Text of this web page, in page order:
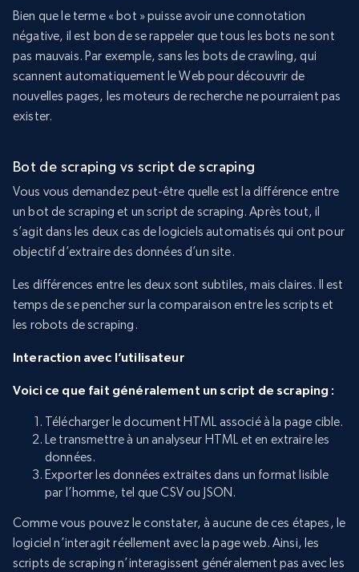
Bien que le terme « bot » puisse avoir une connotation
négative, il est bon de se rappeler que tous les bots ne sont
pas mauvais. Par exemple, sans les bots de crawling, qui
scannent automatiquement le Web pour découvrir de
nouvelles pages, les moteurs de recherche ne pourraient pas
exister.
Bot de scraping vs script de scraping
Vous vous demandez peut-être quelle est la différence entre
un bot de scraping et un script de scraping. Après tout, il
s’agit dans les deux cas de logiciels automatisés qui ont pour
objectif d’extraire des données d’un site.
Les différences entre les deux sont subtiles, mais claires. Il est
temps de se pencher sur la comparaison entre les scripts et
les robots de scraping.
Interaction avec l’utilisateur
Voici ce que fait généralement un script de scraping :
Télécharger le document HTML associé à la page cible.
Le transmettre à un analyseur HTML et en extraire les
données.
Exporter les données extraites dans un format lisible
par l’homme, tel que CSV ou JSON.
Comme vous pouvez le constater, à aucune de ces étapes, le
logiciel n’interagit réellement avec la page web. Ainsi, les
scripts de scraping n’interagissent généralement pas avec les